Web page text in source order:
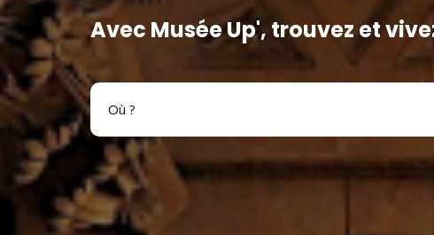
Avec Musée Up', trouvez et
Où ?